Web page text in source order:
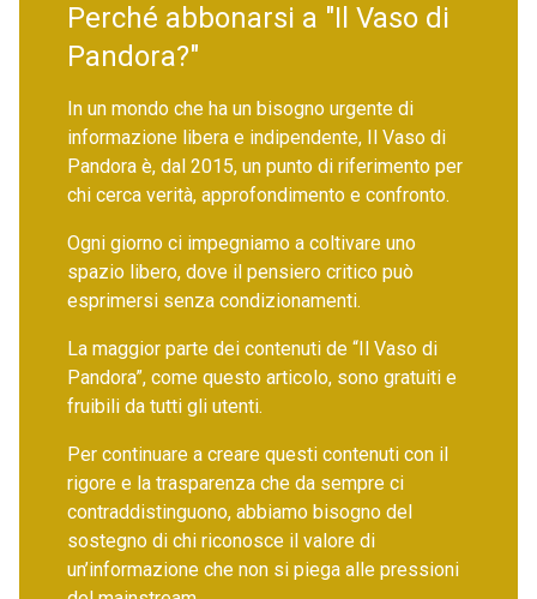
Perché abbonarsi a "Il Vaso di
Pandora?"
In un mondo che ha un bisogno urgente di
informazione libera e indipendente, Il Vaso di
Pandora è, dal 2015, un punto di riferimento per
chi cerca verità, approfondimento e confronto.
Ogni giorno ci impegniamo a coltivare uno
spazio libero, dove il pensiero critico può
esprimersi senza condizionamenti.
La maggior parte dei contenuti de “Il Vaso di
Pandora”, come questo articolo, sono gratuiti e
fruibili da tutti gli utenti.
Per continuare a creare questi contenuti con il
rigore e la trasparenza che da sempre ci
contraddistinguono, abbiamo bisogno del
sostegno di chi riconosce il valore di
un’informazione che non si piega alle pressioni